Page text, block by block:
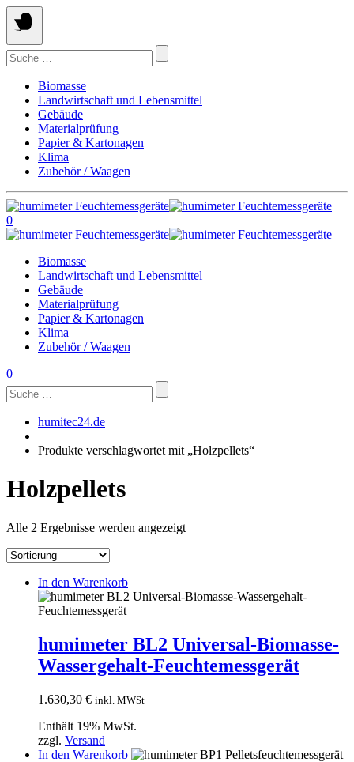
Springe
zum
Inhalt
Suchen
nach:
Biomasse
Landwirtschaft und Lebensmittel
Gebäude
Materialprüfung
Papier & Kartonagen
Klima
Zubehör / Waagen
0
Biomasse
Landwirtschaft und Lebensmittel
Gebäude
Materialprüfung
Papier & Kartonagen
Klima
Zubehör / Waagen
0
Suchen
nach:
humitec24.de
Produkte verschlagwortet mit „Holzpellets“
Holzpellets
Alle 2 Ergebnisse werden angezeigt
In den Warenkorb
humimeter BL2 Universal-Biomasse-
Wassergehalt-Feuchtemessgerät
1.630,30 € inkl. MWSt
Enthält 19% MwSt.
zzgl. Versand
In den Warenkorb